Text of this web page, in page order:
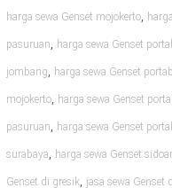
harga sewa Genset mojokerto,
pasuruan, harga sewa Genset
jombang, harga sewa Genset
mojokerto, harga sewa Genset
pasuruan, harga sewa Genset
surabaya, harga sewa Genset
Genset di gresik, jasa sewa Genset